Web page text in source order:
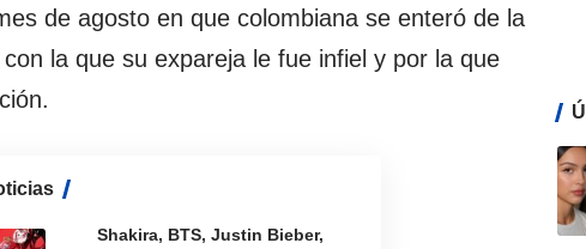
de agosto en que colombiana se enteró de la
la que su expareja le fue infiel y por la que
Shakira, BTS, Justin Bieber,